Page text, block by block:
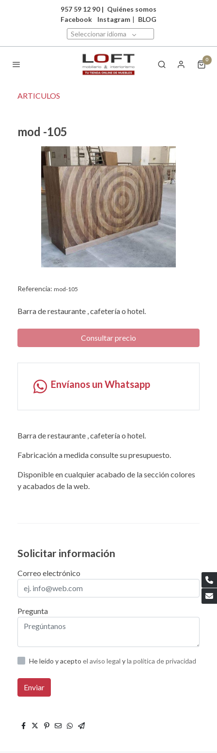
957 59 12 90 | Quiénes somos
Facebook
Instagram | BLOG
Seleccionar idioma
0
ARTICULOS
mod -105
Referencia: mod-105
Barra de restaurante , cafetería o hotel.
Consultar precio
Envíanos un Whatsapp
Barra de restaurante , cafetería o hotel.
Fabricación a medida consulte su presupuesto.
Disponible en cualquier acabado de la sección colores
y acabados de la web.
Solicitar información
Correo electrónico
Pregunta
He leído y acepto el aviso legal yla política de privacidad
Enviar